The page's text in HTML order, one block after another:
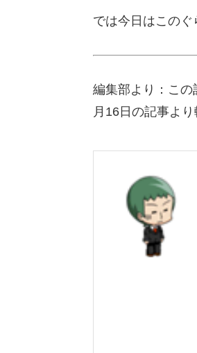
では今日はこのぐ
編集部より：この
月16日の記事よ